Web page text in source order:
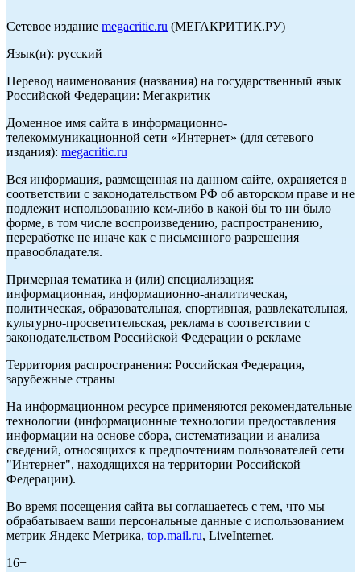
Сетевое издание megacritic.ru (МЕГАКРИТИК.РУ)
Язык(и): русский
Перевод наименования (названия) на государственный язык
Российской Федерации: Мегакритик
Доменное имя сайта в информационно-
телекоммуникационной сети «Интернет» (для сетевого
издания): megacritic.ru
Вся информация, размещенная на данном сайте, охраняется в
соответствии с законодательством РФ об авторском праве и не
подлежит использованию кем-либо в какой бы то ни было
форме, в том числе воспроизведению, распространению,
переработке не иначе как с письменного разрешения
правообладателя.
Примерная тематика и (или) специализация:
информационная, информационно-аналитическая,
политическая, образовательная, спортивная, развлекательная,
культурно-просветительская, реклама в соответствии с
законодательством Российской Федерации о рекламе
Территория распространения: Российская Федерация,
зарубежные страны
На информационном ресурсе применяются рекомендательные
технологии (информационные технологии предоставления
информации на основе сбора, систематизации и анализа
сведений, относящихся к предпочтениям пользователей сети
"Интернет", находящихся на территории Российской
Федерации).
Во время посещения сайта вы соглашаетесь с тем, что мы
обрабатываем ваши персональные данные с использованием
метрик Яндекс Метрика, top.mail.ru, LiveInternet.
16+